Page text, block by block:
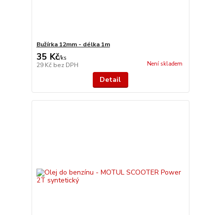
Bužírka 12mm - délka 1m
35 Kč/ks
29 Kč bez DPH Není skladem
Detail